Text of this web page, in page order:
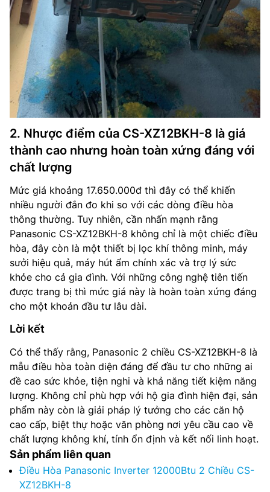
2. Nhược điểm của CS-XZ12BKH-8 là giá
thành cao nhưng hoàn toàn xứng đáng với
chất lượng
Mức giá khoảng 17.650.000đ thì đây có thể khiến
nhiều người đắn đo khi so với các dòng điều hòa
thông thường. Tuy nhiên, cần nhấn mạnh rằng
Panasonic CS-XZ12BKH-8 không chỉ là một chiếc điều
hòa, đây còn là một thiết bị lọc khí thông minh, máy
sưởi hiệu quả, máy hút ẩm chính xác và trợ lý sức
khỏe cho cả gia đình. Với những công nghệ tiên tiến
được trang bị thì mức giá này là hoàn toàn xứng đáng
cho một khoản đầu tư lâu dài.
Lời kết
Có thể thấy rằng, Panasonic 2 chiều CS-XZ12BKH-8 là
mẫu điều hòa toàn diện đáng để đầu tư cho những ai
đề cao sức khỏe, tiện nghi và khả năng tiết kiệm năng
lượng. Không chỉ phù hợp với hộ gia đình hiện đại, sản
phẩm này còn là giải pháp lý tưởng cho các căn hộ
cao cấp, biệt thự hoặc văn phòng nơi yêu cầu cao về
chất lượng không khí, tính ổn định và kết nối linh hoạt.
Sản phẩm liên quan
Điều Hòa Panasonic Inverter 12000Btu 2 Chiều CS-
XZ12BKH-8